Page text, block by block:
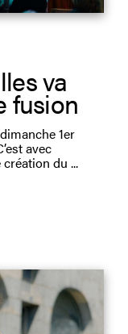
va
fusion
1er
avec
création du